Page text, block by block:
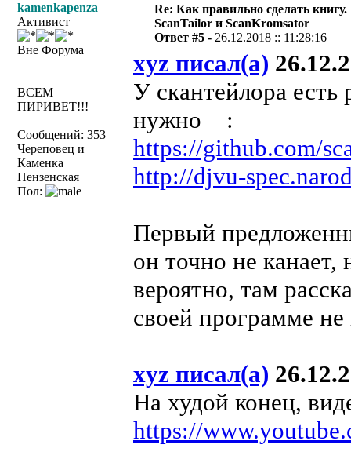
kamenkapenza
Активист
Вне Форума
ВСЕМ
ПИРИВЕТ!!!
Сообщений: 353
Череповец и
Каменка
Пензенская
Пол:
Re: Как правильно сделать
ScanTailor и ScanKromsator
Ответ #5 - 26.12.2018 :: 11:28:16
xyz писал(а)
У скантейлора есть
нужно :
https://github.com/
http://djvu-
Первый
он точно не
вероятно, там
своей программе
xyz писал(а)
На худой конец,
https://